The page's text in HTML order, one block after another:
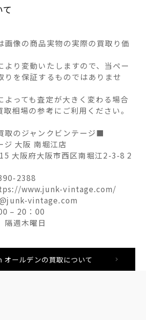
画像の商品実物の実際の買取り価
より変動いたしますので、当ペー
りを保証するものではありませ
よっても査定が大きく変わる場合
相場の参考にご利用ください。
取のジャンクビンテージ■
ジ 大阪 南堀江店
大阪府大阪市西区南堀江2-3-8 2
2388
www.junk-vintage.com/
vintage.com
– 20：00
隔週木曜日
ールデンの買取について